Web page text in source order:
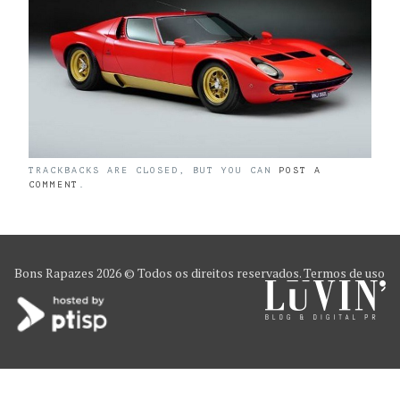
TRACKBACKS ARE CLOSED, BUT YOU CAN
POST A
COMMENT .
Bons Rapazes 2026 © Todos os direitos reservados.Termos de uso